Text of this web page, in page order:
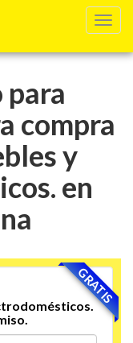
para
compra
y
en
GRATIS